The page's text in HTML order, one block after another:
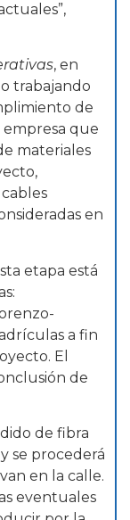
, en
trabajando
de
que
materiales
en
etapa está
a fin
El
de
de fibra
se procederá
en la calle.
eventuales